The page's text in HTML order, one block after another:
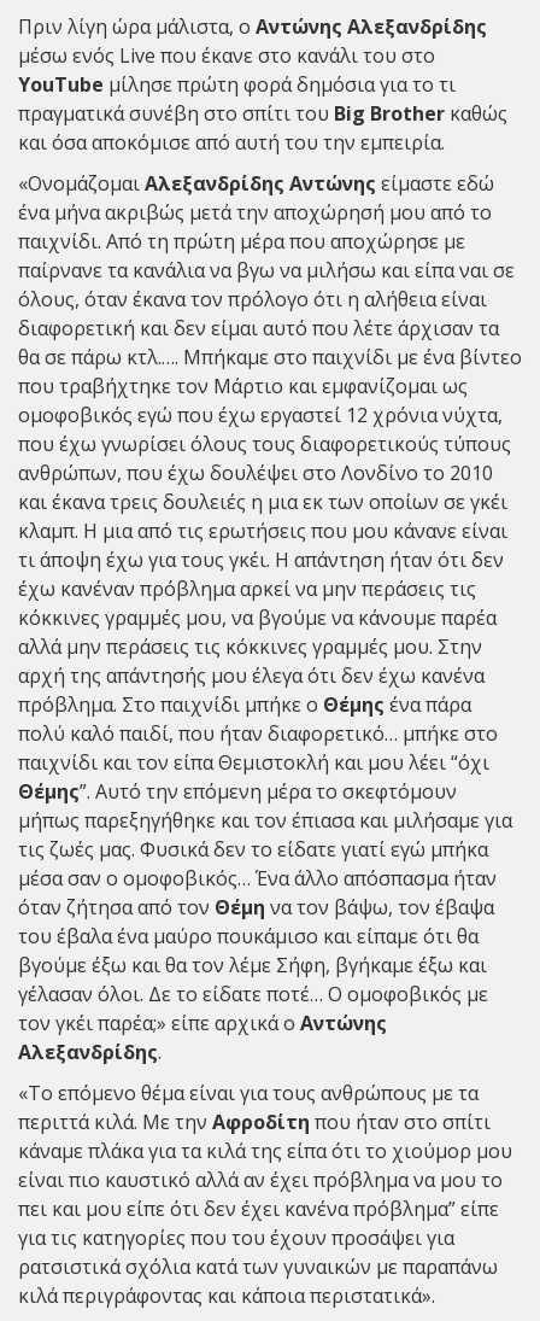
Πριν λίγη ώρα μάλιστα, ο Αντώνης Αλεξανδρίδης
μέσω ενός Live που έκανε στο κανάλι του στο
YouΤube μίλησε πρώτη φορά δημόσια για το τι
πραγματικά συνέβη στο σπίτι του Big Brother καθώς
και όσα αποκόμισε από αυτή του την εμπειρία.
«ΟνομάζομαιΑλεξανδρίδης Αντώνης είμαστε εδώ
ένα μήνα ακριβώς μετά την αποχώρησή μου από το
παιχνίδι. Από τη πρώτη μέρα που αποχώρησε με
παίρνανε τα κανάλια να βγω να μιλήσω και είπα ναι σε
όλους, όταν έκανα τον πρόλογο ότι η αλήθεια είναι
διαφορετική και δεν είμαι αυτό που λέτε άρχισαν τα
θα σε πάρω κτλ.…. Μπήκαμε στο παιχνίδι με ένα βίντεο
που τραβήχτηκε τον Μάρτιο και εμφανίζομαι ως
ομοφοβικός εγώ που έχω εργαστεί 12 χρόνια νύχτα,
που έχω γνωρίσει όλους τους διαφορετικούς τύπους
ανθρώπων, που έχω δουλέψει στο Λονδίνο το 2010
και έκανα τρεις δουλειές η μια εκ των οποίων σε γκέι
κλαμπ. Η μια από τις ερωτήσεις που μου κάνανε είναι
τι άποψη έχω για τους γκέι. Η απάντηση ήταν ότι δεν
έχω κανέναν πρόβλημα αρκεί να μην περάσεις τις
κόκκινες γραμμές μου, να βγούμε να κάνουμε παρέα
αλλά μην περάσεις τις κόκκινες γραμμές μου. Στην
αρχή της απάντησής μου έλεγα ότι δεν έχω κανένα
πρόβλημα. Στο παιχνίδι μπήκε ο Θέμης ένα πάρα
πολύ καλό παιδί, που ήταν διαφορετικό… μπήκε στο
παιχνίδι και τον είπα Θεμιστοκλή και μου λέει “όχι
Θέμης”. Αυτό την επόμενη μέρα το σκεφτόμουν
μήπως παρεξηγήθηκε και τον έπιασα και μιλήσαμε για
τις ζωές μας. Φυσικά δεν το είδατε γιατί εγώ μπήκα
μέσα σαν ο ομοφοβικός… Ένα άλλο απόσπασμα ήταν
όταν ζήτησα από τον Θέμη να τον βάψω, τον έβαψα
του έβαλα ένα μαύρο πουκάμισο και είπαμε ότι θα
βγούμε έξω και θα τον λέμε Σήφη, βγήκαμε έξω και
γέλασαν όλοι. Δε το είδατε ποτέ… Ο ομοφοβικός με
τον γκέι παρέα;» είπε αρχικά ο Αντώνης
Αλεξανδρίδης.
«To επόμενο θέμα είναι για τους ανθρώπους με τα
περιττά κιλά. Με την Αφροδίτη που ήταν στο σπίτι
κάναμε πλάκα για τα κιλά της είπα ότι το χιούμορ μου
είναι πιο καυστικό αλλά αν έχει πρόβλημα να μου το
πει και μου είπε ότι δεν έχει κανένα πρόβλημα” είπε
για τις κατηγορίες που του έχουν προσάψει για
ρατσιστικά σχόλια κατά των γυναικών με παραπάνω
κιλά περιγράφοντας και κάποια περιστατικά».